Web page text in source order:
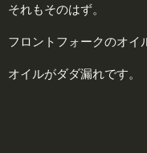
それもそのはず。
フロントフォークのオイ
オイルがダダ漏れです。